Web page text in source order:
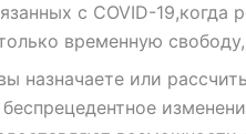
с COVID-
временную
назначаете или